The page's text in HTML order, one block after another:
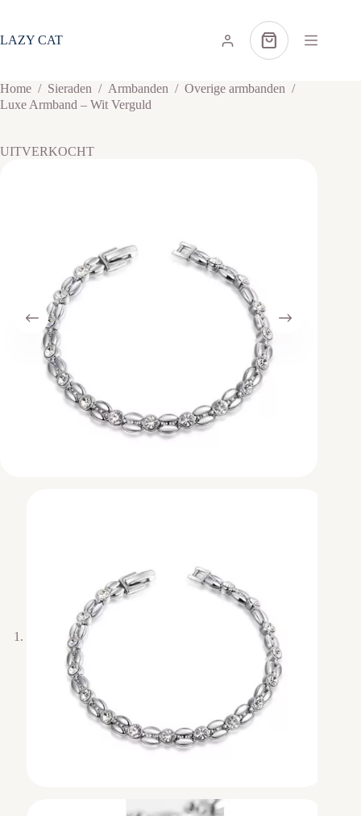
de
LAZY CAT Winkelwagen
Home / Sieraden / Armbanden / Overige armbanden /
Luxe Armband – Wit Verguld
UITVERKOCHT